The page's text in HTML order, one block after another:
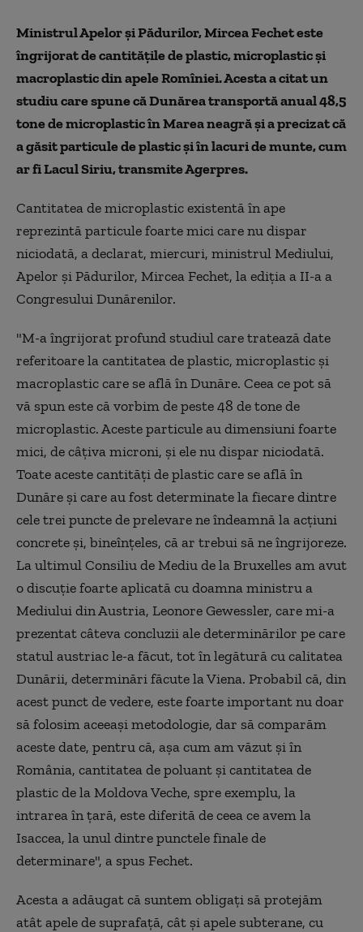
Ministrul Apelor și Pădurilor, Mircea Fechet este
îngrijorat de cantitățile de plastic, microplastic și
macroplastic din apele Romîniei. Acesta a citat un
studiu care spune că Dunărea transportă anual 48,5
tone de microplastic în Marea neagră și a precizat că
a găsit particule de plastic și în lacuri de munte, cum
ar fi Lacul Siriu, transmite Agerpres.
Cantitatea de microplastic existentă în ape
reprezintă particule foarte mici care nu dispar
niciodată, a declarat, miercuri, ministrul Mediului,
Apelor şi Pădurilor, Mircea Fechet, la ediţia a II-a a
Congresului Dunărenilor.
"M-a îngrijorat profund studiul care tratează date
referitoare la cantitatea de plastic, microplastic şi
macroplastic care se află în Dunăre. Ceea ce pot să
vă spun este că vorbim de peste 48 de tone de
microplastic. Aceste particule au dimensiuni foarte
mici, de câţiva microni, şi ele nu dispar niciodată.
Toate aceste cantităţi de plastic care se află în
Dunăre şi care au fost determinate la fiecare dintre
cele trei puncte de prelevare ne îndeamnă la acţiuni
concrete şi, bineînţeles, că ar trebui să ne îngrijoreze.
La ultimul Consiliu de Mediu de la Bruxelles am avut
o discuţie foarte aplicată cu doamna ministru a
Mediului din Austria, Leonore Gewessler, care mi-a
prezentat câteva concluzii ale determinărilor pe care
statul austriac le-a făcut, tot în legătură cu calitatea
Dunării, determinări făcute la Viena. Probabil că, din
acest punct de vedere, este foarte important nu doar
să folosim aceeaşi metodologie, dar să comparăm
aceste date, pentru că, aşa cum am văzut şi în
România, cantitatea de poluant şi cantitatea de
plastic de la Moldova Veche, spre exemplu, la
intrarea în ţară, este diferită de ceea ce avem la
Isaccea, la unul dintre punctele finale de
determinare", a spus Fechet.
Acesta a adăugat că suntem obligaţi să protejăm
atât apele de suprafaţă, cât şi apele subterane, cu